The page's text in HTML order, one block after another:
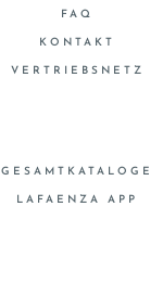
FAQ
KONTAKT
VERTRIEBSNETZ
GESAMTKATALOGE
LAFAENZA APP